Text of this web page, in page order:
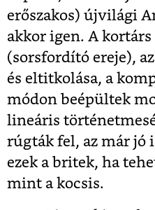
erőszakos) újvilági
akkor igen. A
(sorsfordító ereje),
és eltitkolása, a
módon beépültek
lineáris
rúgták fel, az már jó
ezek a britek, ha
mint a kocsis.